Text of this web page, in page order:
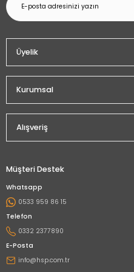
Üyelik
Kurumsal
Alışveriş
Müşteri Destek
Whatsapp
0533 959 86 15
Telefon
0332 2377890
E-Posta
info@hsp.com.tr